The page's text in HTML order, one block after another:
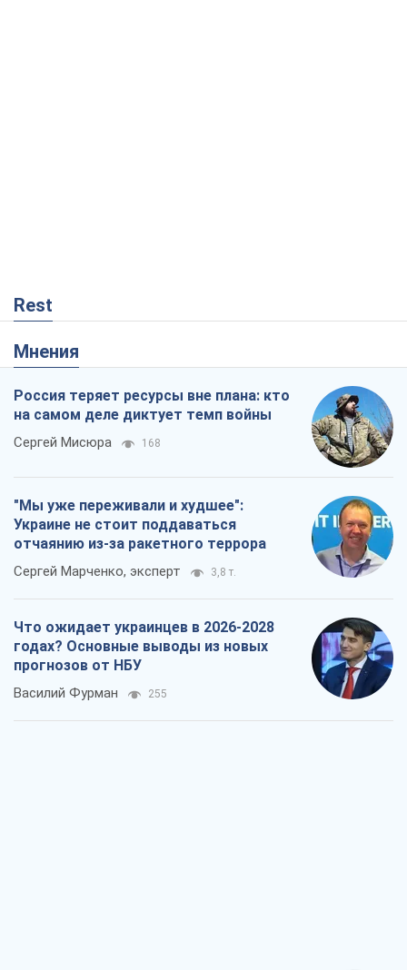
Rest
Мнения
Россия теряет ресурсы вне плана: кто
на самом деле диктует темп войны
Сергей Мисюра 168
"Мы уже переживали и худшее":
Украине не стоит поддаваться
отчаянию из-за ракетного террора
Сергей Марченко, эксперт 3,8 т.
Что ожидает украинцев в 2026-2028
годах? Основные выводы из новых
прогнозов от НБУ
Василий Фурман 255